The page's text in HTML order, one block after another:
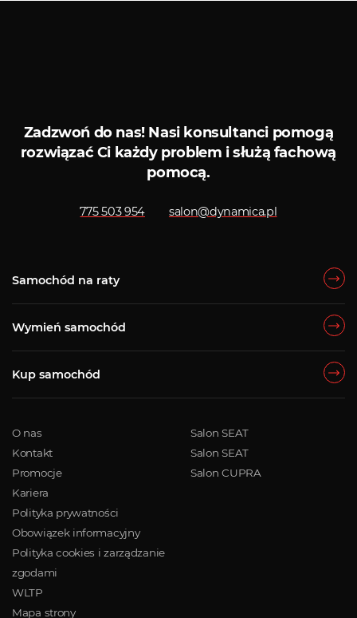
Zadzwoń do nas!Nasi konsultanci pomogą
rozwiązać Ci każdy problem i służą fachową
pomocą.
775 503 954 salon@dynamica.pl
Samochód na raty
Wymień samochód
Kup samochód
O nas
Kontakt
Promocje
Kariera
Polityka prywatności
Obowiązek informacyjny
Polityka cookies i zarządzanie
zgodami
WLTP
Mapa strony
Salon SEAT
Salon SEAT
Salon CUPRA